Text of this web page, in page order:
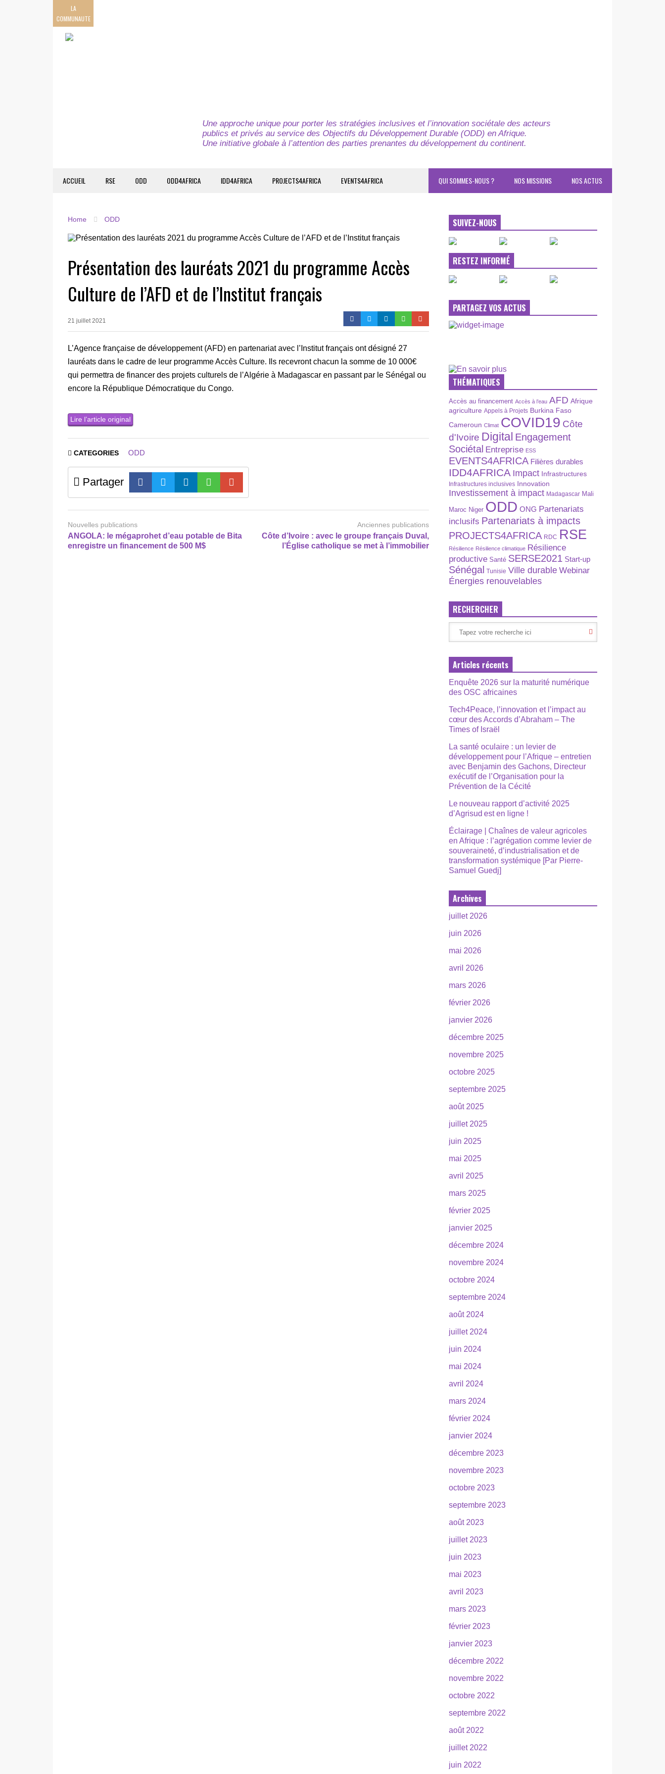
LA
COMMUNAUTE
Une approche unique pour porter les stratégies inclusives et l’innovation sociétale des acteurs
publics et privés au service des Objectifs du Développement Durable (ODD) en Afrique.
Une initiative globale à l’attention des parties prenantes du développement du continent.
ACCUEIL RSE ODD ODD4AFRICA IDD4AFRICA PROJECTS4AFRICA EVENTS4AFRICA NOS ACTUS
NOS MISSIONS
QUI SOMMES-NOUS ?
Home ODD
Présentation des lauréats 2021 du programme Accès
Culture de l’AFD et de l’Institut français
21 juillet 2021
L’Agence française de développement (AFD) en partenariat avec l’Institut français ont désigné 27
lauréats dans le cadre de leur programme Accès Culture. Ils recevront chacun la somme de 10 000€
qui permettra de financer des projets culturels de l’Algérie à Madagascar en passant par le Sénégal ou
encore la République Démocratique du Congo.
Lire l’article original
CATEGORIES ODD
Partager
Nouvelles publications
ANGOLA: le mégaprohet d’eau potable de Bita
enregistre un financement de 500 M$
Anciennes publications
Côte d’Ivoire : avec le groupe français Duval,
l’Église catholique se met à l’immobilier
SUIVEZ-NOUS
RESTEZ INFORMÉ
PARTAGEZ VOS ACTUS
THÉMATIQUES
Accès au financement Accès à l’eau AFD Afrique
agriculture Appels à Projets Burkina Faso
Cameroun Climat COVID19 Côte
d'Ivoire Digital Engagement
Sociétal Entreprise ESS
EVENTS4AFRICA Filières durables
IDD4AFRICA Impact Infrastructures
Infrastructures inclusives Innovation
Investissement à impact Madagascar Mali
Maroc Niger ODD ONG Partenariats
inclusifs Partenariats à impacts
PROJECTS4AFRICA RDC RSE
Résilience Résilience climatique Résilience
productive Santé SERSE2021 Start-up
Sénégal Tunisie Ville durable Webinar
Énergies renouvelables
RECHERCHER
Articles récents
Enquête 2026 sur la maturité numérique
des OSC africaines
Tech4Peace, l’innovation et l’impact au
cœur des Accords d’Abraham – The
Times of Israël
La santé oculaire : un levier de
développement pour l’Afrique – entretien
avec Benjamin des Gachons, Directeur
exécutif de l’Organisation pour la
Prévention de la Cécité
Le nouveau rapport d’activité 2025
d’Agrisud est en ligne !
Éclairage | Chaînes de valeur agricoles
en Afrique : l’agrégation comme levier de
souveraineté, d’industrialisation et de
transformation systémique [Par Pierre-
Samuel Guedj]
Archives
juillet 2026
juin 2026
mai 2026
avril 2026
mars 2026
février 2026
janvier 2026
décembre 2025
novembre 2025
octobre 2025
septembre 2025
août 2025
juillet 2025
juin 2025
mai 2025
avril 2025
mars 2025
février 2025
janvier 2025
décembre 2024
novembre 2024
octobre 2024
septembre 2024
août 2024
juillet 2024
juin 2024
mai 2024
avril 2024
mars 2024
février 2024
janvier 2024
décembre 2023
novembre 2023
octobre 2023
septembre 2023
août 2023
juillet 2023
juin 2023
mai 2023
avril 2023
mars 2023
février 2023
janvier 2023
décembre 2022
novembre 2022
octobre 2022
septembre 2022
août 2022
juillet 2022
juin 2022